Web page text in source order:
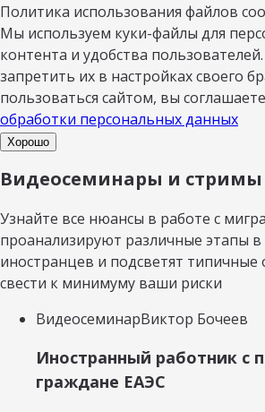
Политика использования файлов
Мы используем куки-файлы для
контента и удобства
запретить их в настройках своего
пользоваться сайтом, вы
обработки персональных данных
Хорошо
Видеосеминары и стримы
Узнайте все нюансы в работе с
проанализируют различные этапы в
иностранцев и подсветят
свести к минимуму ваши риски
ВидеосеминарВиктор Бочеев
Иностранный работник с
граждане ЕАЭС